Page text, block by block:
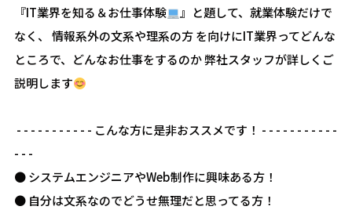
『IT業界を知る＆お仕事体験
』と題して、就業体験だけで
なく、 情報系外の文系や理系の方 を向けにIT業界ってどんな
ところで、どんなお仕事をするのか 弊社スタッフが詳しくご
説明します
- - - - - - - - - - - こんな方に是非おススメです！ - - - - - - - - - - -
- - -
● システムエンジニアやWeb制作に興味ある方！
● 自分は文系なのでどうせ無理だと思ってる方！